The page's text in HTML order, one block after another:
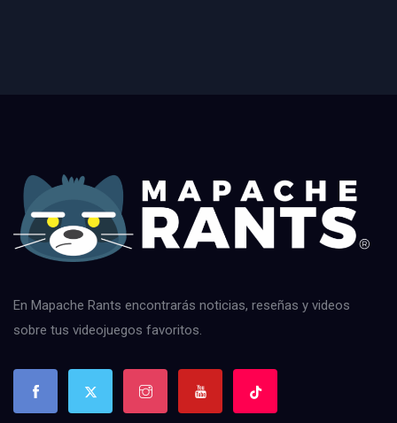
En Mapache Rants encontrarás noticias, reseñas y videos
sobre tus videojuegos favoritos.